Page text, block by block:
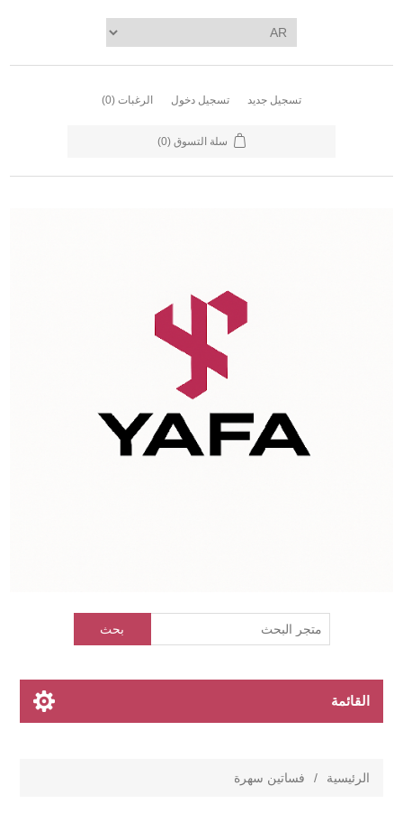
تسجيل جديد تسجيل دخول الرغبات (0)
سلة التسوق (0)
بحث
القائمة
الرئيسية / فساتين سهرة